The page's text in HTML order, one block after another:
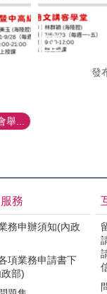
發
...
務
務申辦須知(內政
項業務申請書下
部)